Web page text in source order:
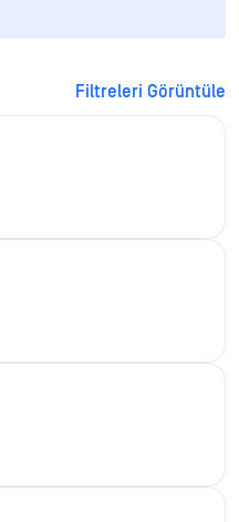
Filtreleri Görüntüle